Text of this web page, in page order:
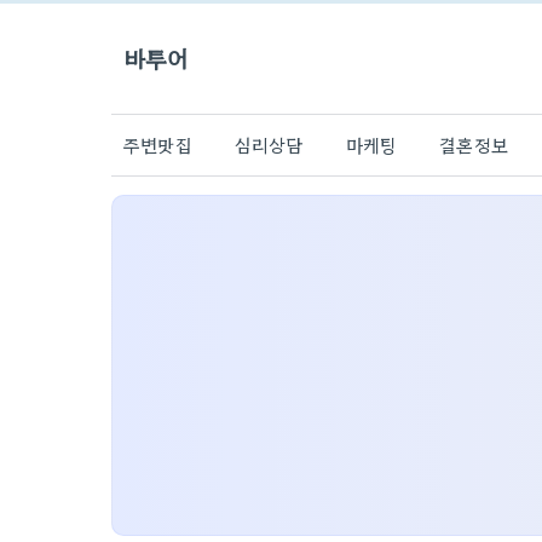
바투어
주변맛집 심리상담 마케팅 결혼정보